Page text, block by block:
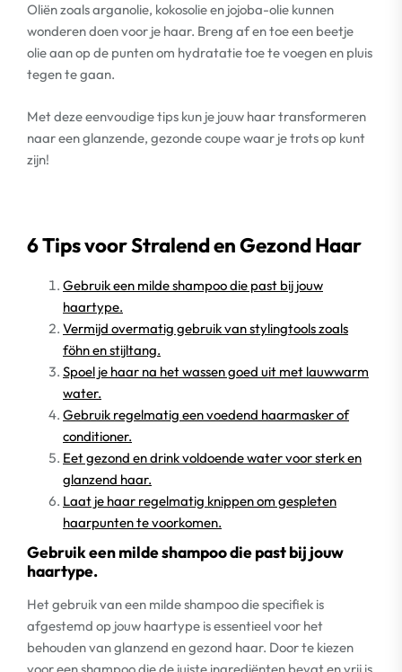
Oliën zoals arganolie, kokosolie en jojoba-olie kunnen
wonderen doen voor je haar. Breng af en toe een beetje
olie aan op de punten om hydratatie toe te voegen en pluis
tegen te gaan.
Met deze eenvoudige tips kun je jouw haar transformeren
naar een glanzende, gezonde coupe waar je trots op kunt
zijn!
6 Tips voor Stralend en Gezond Haar
Gebruik een milde shampoo die past bij jouw
haartype.
Vermijd overmatig gebruik van stylingtools zoals
föhn en stijltang.
Spoel je haar na het wassen goed uit met lauwwarm
water.
Gebruik regelmatig een voedend haarmasker of
conditioner.
Eet gezond en drink voldoende water voor sterk en
glanzend haar.
Laat je haar regelmatig knippen om gespleten
haarpunten te voorkomen.
Gebruik een milde shampoo die past bij jouw
haartype.
Het gebruik van een milde shampoo die specifiek is
afgestemd op jouw haartype is essentieel voor het
behouden van glanzend en gezond haar. Door te kiezen
voor een shampoo die de juiste ingrediënten bevat en vrij is